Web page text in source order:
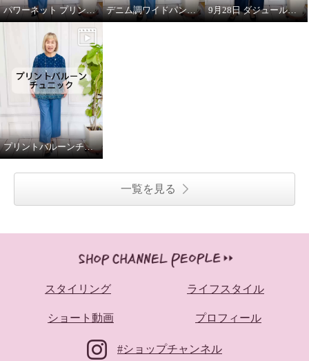
パワーネット プリントブラウス（フラワー） デニム調ワイドパンツ(ブルー) 9月28日 ダジュール放映のお知らせ
プリントバルーンチュニック (ブルー)
一覧を見る
スタイリング ライフスタイル
ショート動画 プロフィール
#ショップチャンネル